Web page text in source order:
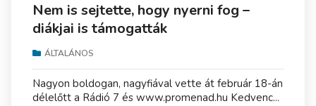
Nem is sejtette, hogy nyerni fog –
diákjai is támogatták
ÁLTALÁNOS
Nagyon boldogan, nagyfiával vette át február 18-án
délelőtt a Rádió 7 és www.promenad.hu Kedvenc...